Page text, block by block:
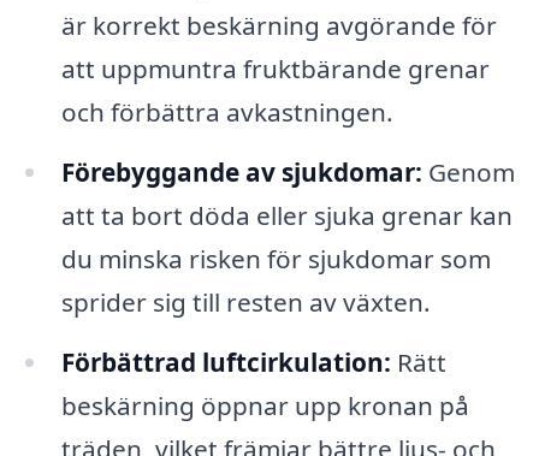
är korrekt beskärning avgörande för
att uppmuntra fruktbärande grenar
och förbättra avkastningen.
Förebyggande av sjukdomar: Genom
att ta bort döda eller sjuka grenar kan
du minska risken för sjukdomar som
sprider sig till resten av växten.
Förbättrad luftcirkulation: Rätt
beskärning öppnar upp kronan på
träden, vilket främjar bättre ljus- och